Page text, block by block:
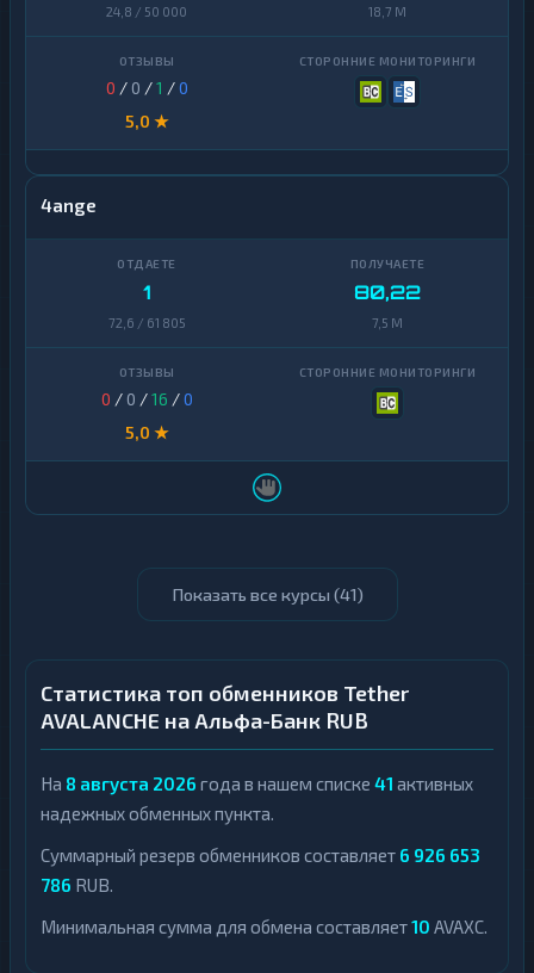
24,8 / 50 000 18,7 M
0 / 0 /1 /0
5,0 ★
4ange
1
72,6 / 61 805
80,22
7,5 M
0 / 0 /16 /0
5,0 ★
Показать все курсы (41)
Статистика топ обменников Tether
AVALANCHE на Альфа-Банк RUB
На 8 августа 2026 года в нашем списке 41 активных
надежных обменных пункта.
Суммарный резерв обменников составляет 6 926 653
786 RUB.
Минимальная сумма для обмена составляет10 AVAXC.